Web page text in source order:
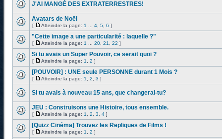
J'AI MANGÉ DES EXTRATERRESTRES!
Avatars de Noël
[ Atteindre la page: 1 4 5 6 ]
"Cette image a une particularité : laquelle ?"
[ Atteindre la page: 1 20 21 22 ]
Si tu avais un Super Pouvoir, ce serait quoi ?
[ Atteindre la page: 1 2 ]
[POUVOIR] : UNE seule PERSONNE durant 1 Mois ?
[ Atteindre la page: 1 2 3 ]
Si tu avais à nouveau 15 ans, que changerai-tu?
JEU : Construisons une Histoire, tous ensemble.
[ Atteindre la page: 1 2 3 4 ]
[Quizz Cinéma] Trouvez les Repliques de Films !
[ Atteindre la page: 1 2 ]